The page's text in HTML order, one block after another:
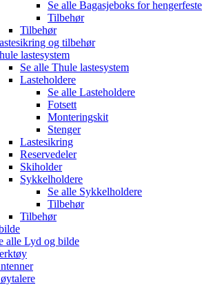
Se alle Bagasjeboks for hengerfeste
Tilbehør
Tilbehør
og tilbehør
lastesystem
Se alle Thule lastesystem
Lasteholdere
Se alle Lasteholdere
Fotsett
Monteringskit
Stenger
Lastesikring
Reservedeler
Skiholder
Sykkelholdere
Se alle Sykkelholdere
Tilbehør
Tilbehør
alle Lyd og bilde